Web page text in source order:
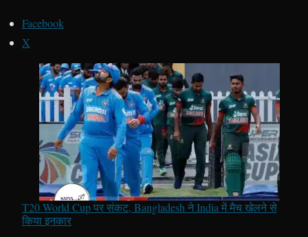
Facebook
X
T20 World Cup पर संकट, Bangladesh ने India में मैच खेलने से
किया इनकार